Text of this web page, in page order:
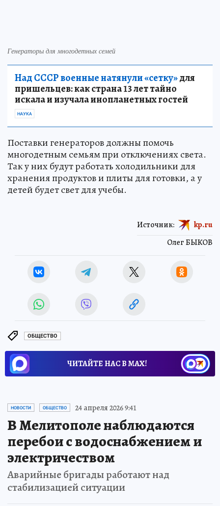
Генераторы для многодетных семей
Над СССР военные натянули «сетку»для
пришельцев: как страна 13 лет тайно
искала и изучала инопланетных гостей
НАУКА
Поставки генераторов должны помочь
многодетным семьям при отключениях света.
Так у них будут работать холодильники для
хранения продуктов и плиты для готовки, а у
детей будет свет для учебы.
Олег БЫКОВ
Источник: kp.ru
ОБЩЕСТВО
ЧИТАЙТЕ НАС В МАХ!
НОВОСТИ ОБЩЕСТВО 24 апреля 2026 9:41
В Мелитополе наблюдаются
перебои с водоснабжением и
электричеством
Аварийные бригады работают над
стабилизацией ситуации